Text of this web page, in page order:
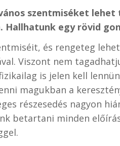
szentmiséket
Hallhatunk egy rövid
és rengeteg
Viszont nem
is jelen kell
magukban a
részesedés nagyon
betartani minden